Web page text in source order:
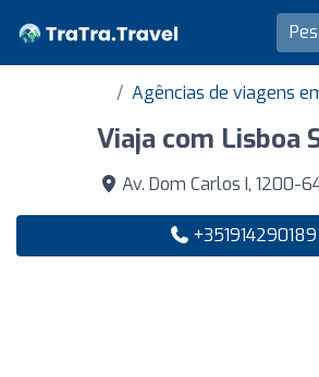
Agências de viagens
Viaja com Lisboa
Av. Dom Carlos I, 1200-
+351914290189